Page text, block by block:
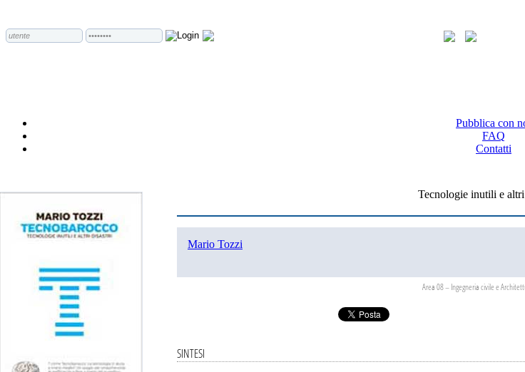
Pubblica con
FAQ
Contatti
Tecnologie inutili e
Mario Tozzi
Area 08 – Ingegneria civile e
SINTESI